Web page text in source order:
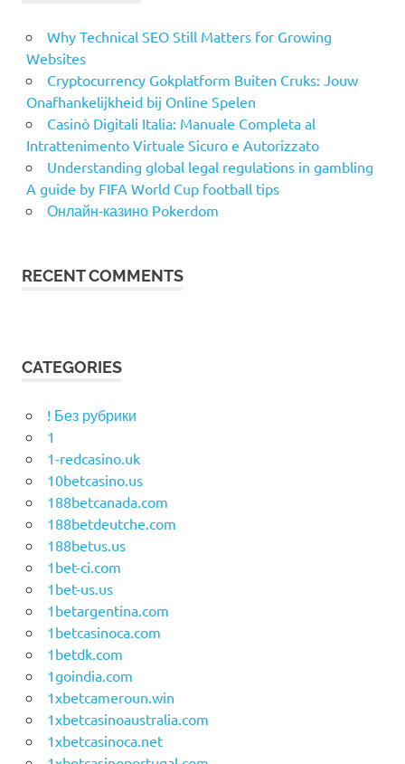
Why Technical SEO Still Matters for Growing
Websites
Cryptocurrency Gokplatform Buiten Cruks: Jouw
Onafhankelijkheid bij Online Spelen
Casinò Digitali Italia: Manuale Completa al
Intrattenimento Virtuale Sicuro e Autorizzato
Understanding global legal regulations in gambling
A guide by FIFA World Cup football tips
Онлайн-казино Pokerdom
RECENT COMMENTS
CATEGORIES
! Без рубрики
1
1-redcasino.uk
10betcasino.us
188betcanada.com
188betdeutche.com
188betus.us
1bet-ci.com
1bet-us.us
1betargentina.com
1betcasinoca.com
1betdk.com
1goindia.com
1xbetcameroun.win
1xbetcasinoaustralia.com
1xbetcasinoca.net